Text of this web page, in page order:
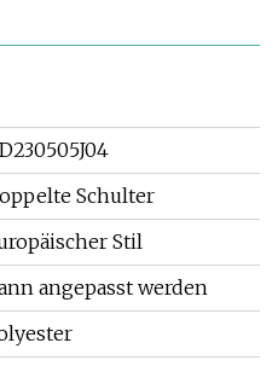
Schulter
Stil
angepasst werden